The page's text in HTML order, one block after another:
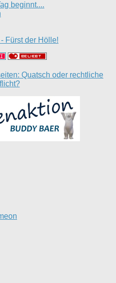
beginnt....
Fürst der Hölle!
Quatsch oder rechtliche